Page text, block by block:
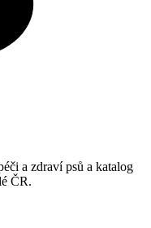
a zdraví psů a katalog
ČR.